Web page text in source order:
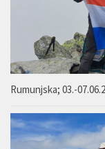
Rumunjska; 03.-